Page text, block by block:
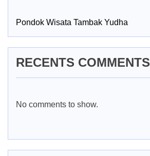
Pondok Wisata Tambak Yudha
RECENTS COMMENTS
No comments to show.